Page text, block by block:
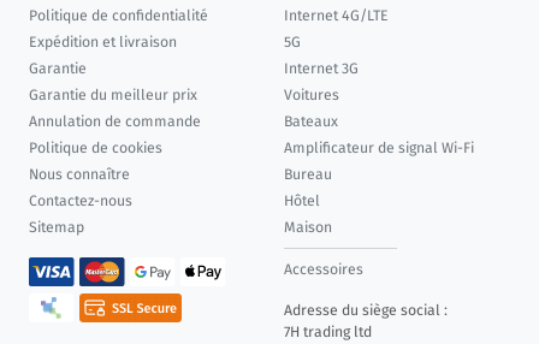
Politique de confidentialité
Expédition et livraison
Garantie
Garantie du meilleur prix
Annulation de commande
Politique de cookies
Nous connaître
Contactez-nous
Sitemap
Internet 4G/LTE
5G
Internet 3G
Voitures
Bateaux
Amplificateur de signal Wi-Fi
Bureau
Hôtel
Maison
Accessoires
Adresse du siège social :
7H trading ltd